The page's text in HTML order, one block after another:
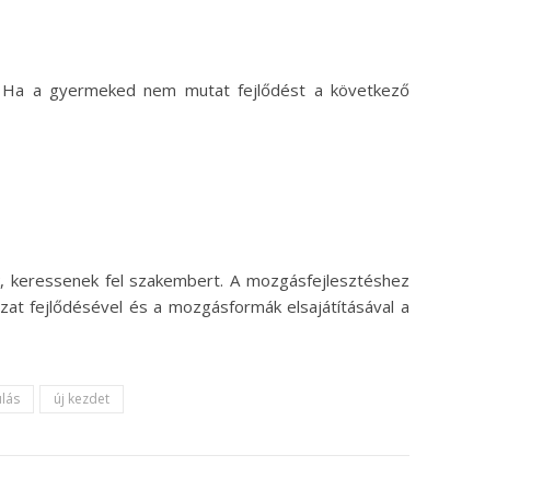
a gyermeked nem mutat fejlődést a következő
fel szakembert. A mozgásfejlesztéshez
fejlődésével és a mozgásformák elsajátításával a
új kezdet